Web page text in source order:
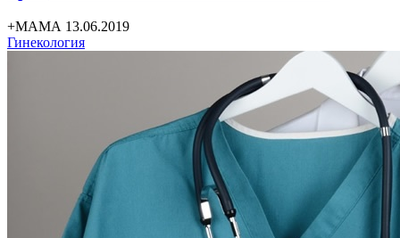
+МАМА 13.06.2019
Гинекология